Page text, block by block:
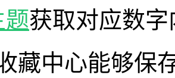
题获取对应数
藏中心能够保